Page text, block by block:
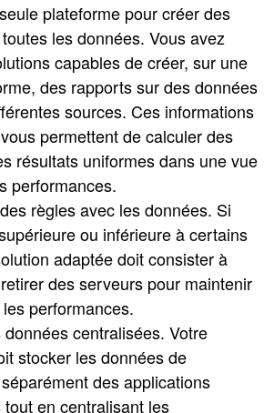
plateforme pour créer des
les données. Vous avez
capables de créer, sur une
des rapports sur des données
sources. Ces informations
permettent de calculer des
résultats uniformes dans une vue
performances.
règles avec les données. Si
ou inférieure à certains
adaptée doit consister à
des serveurs pour maintenir
performances.
centralisées. Votre
stocker les données de
des applications
en centralisant les